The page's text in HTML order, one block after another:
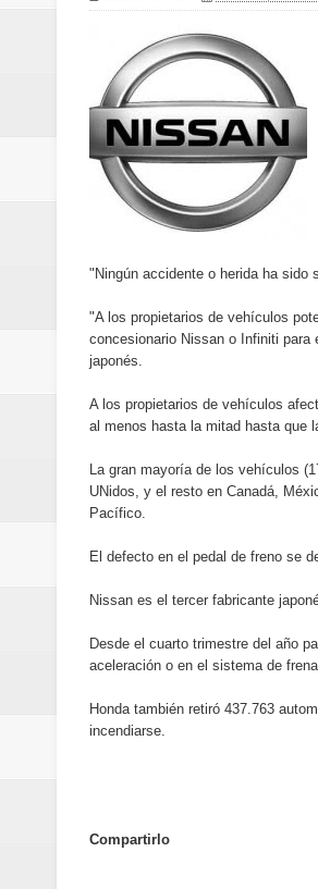
Maridalia
Domingo
Doctor
del mapa
SEPROI
minutos
La
la batuta
"Ningún accidente o herida ha sido
"A los propietarios de vehículos
concesionario Nissan o Infiniti
japonés.
A los propietarios de vehículos
al menos hasta la mitad hasta que
La gran mayoría de los vehículos
UNidos, y el resto en Canadá,
Pacífico.
El defecto en el pedal de freno se
Nissan es el tercer fabricante
Desde el cuarto trimestre del año
aceleración o en el sistema de
Honda también retiró 437.763
incendiarse.
Compartirlo